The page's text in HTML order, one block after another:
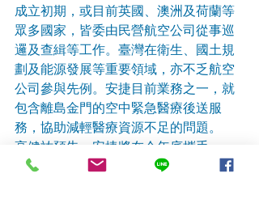
成立初期，或目前英國、澳洲及荷蘭等
眾多國家，皆委由民營航空公司從事巡
邏及查緝等工作。臺灣在衛生、國土規
劃及能源發展等重要領域，亦不乏航空
公司參與先例。安捷目前業務之一，就
包含離島金門的空中緊急醫療後送服
務，協助減輕醫療資源不足的問題。
高健祐預告，安捷將在今年底攜手
IMSAR進行首次試飛，相信蒼鷹號可以